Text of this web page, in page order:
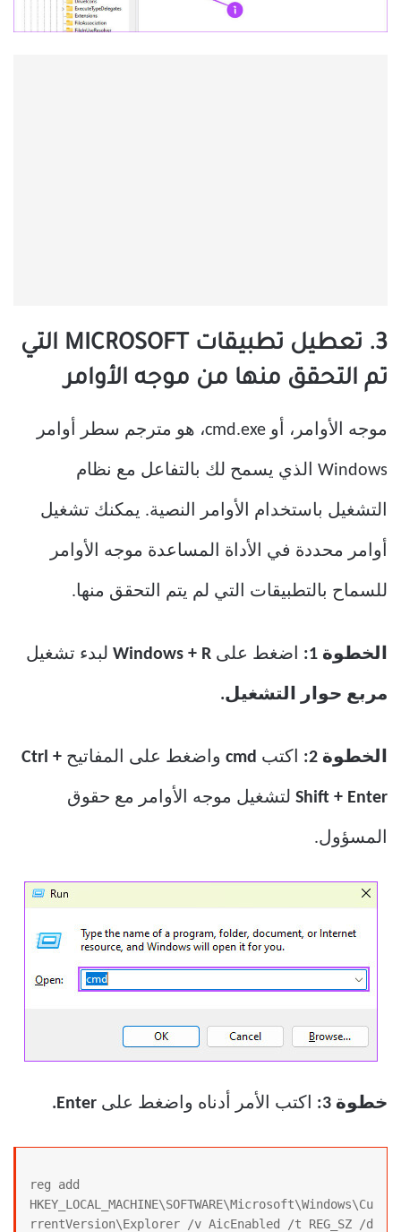
3. تعطيل تطبيقات MICROSOFT التي
تم التحقق منها من موجه الأوامر
موجه الأوامر، أو cmd.exe، هو مترجم سطر أوامر
Windows الذي يسمح لك بالتفاعل مع نظام
التشغيل باستخدام الأوامر النصية. يمكنك تشغيل
أوامر محددة في الأداة المساعدة موجه الأوامر
للسماح بالتطبيقات التي لم يتم التحقق منها.
الخطوة 1: اضغط على لبدء تشغيل
مربع حوار التشغيل.
الخطوة 2: اكتب cmd واضغط على المفاتيح Ctrl +
Shift + Enter لتشغيل موجه الأوامر مع حقوق
المسؤول.
خطوة 3: اكتب الأمر أدناه واضغط على Enter.
reg add
HKEY_LOCAL_MACHINE\SOFTWARE\Microsoft\Windows\Cu
rrentVersion\Explorer /v AicEnabled /t REG_SZ /d